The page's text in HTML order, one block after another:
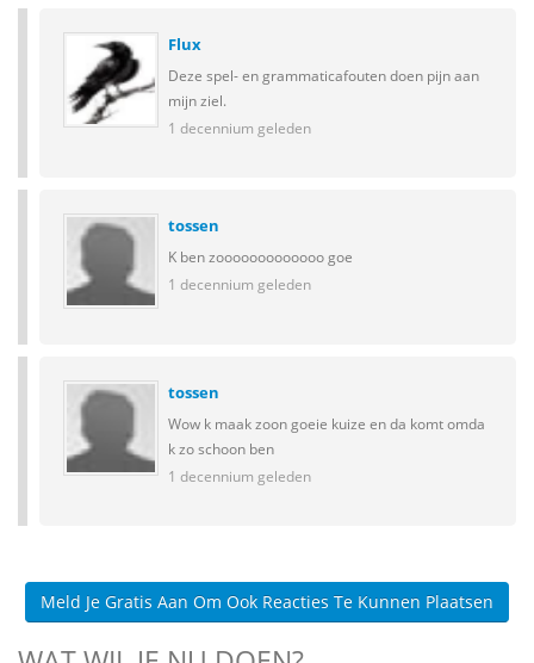
Flux
Deze spel- en grammaticafouten doen pijn aan
mijn ziel.
1 decennium geleden
tossen
K ben zooooooooooooo goe
1 decennium geleden
tossen
Wow k maak zoon goeie kuize en da komt omda
k zo schoon ben
1 decennium geleden
Meld Je Gratis Aan Om Ook Reacties Te Kunnen Plaatsen